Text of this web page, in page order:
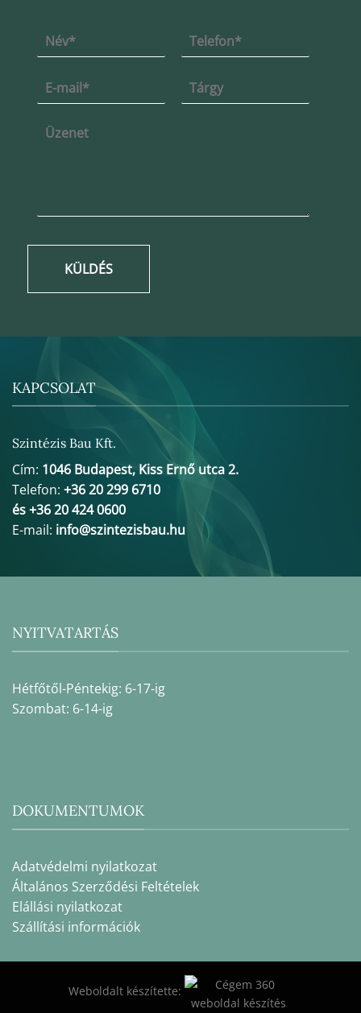
KÜLDÉS
KAPCSOLAT
Szintézis Bau Kft.
Cím: 1046 Budapest, Kiss Ernő utca 2.
Telefon: +36 20 299 6710
és +36 20 424 0600
E-mail: info@szintezisbau.hu
NYITVATARTÁS
Hétfőtől-Péntekig: 6-17-ig
Szombat: 6-14-ig
DOKUMENTUMOK
Adatvédelmi nyilatkozat
Általános Szerződési Feltételek
Elállási nyilatkozat
Szállítási információk
Weboldalt készítette: